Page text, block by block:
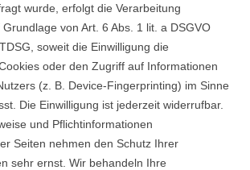
wurde, erfolgt die Verarbeitung
von Art. 6 Abs. 1 lit. a DSGVO
soweit die Einwilligung die
oder den Zugriff auf Informationen
(z. B. Device-Fingerprinting) im Sinne
Die Einwilligung ist jederzeit widerrufbar.
und Pflichtinformationen
Seiten nehmen den Schutz Ihrer
sehr ernst. Wir behandeln Ihre